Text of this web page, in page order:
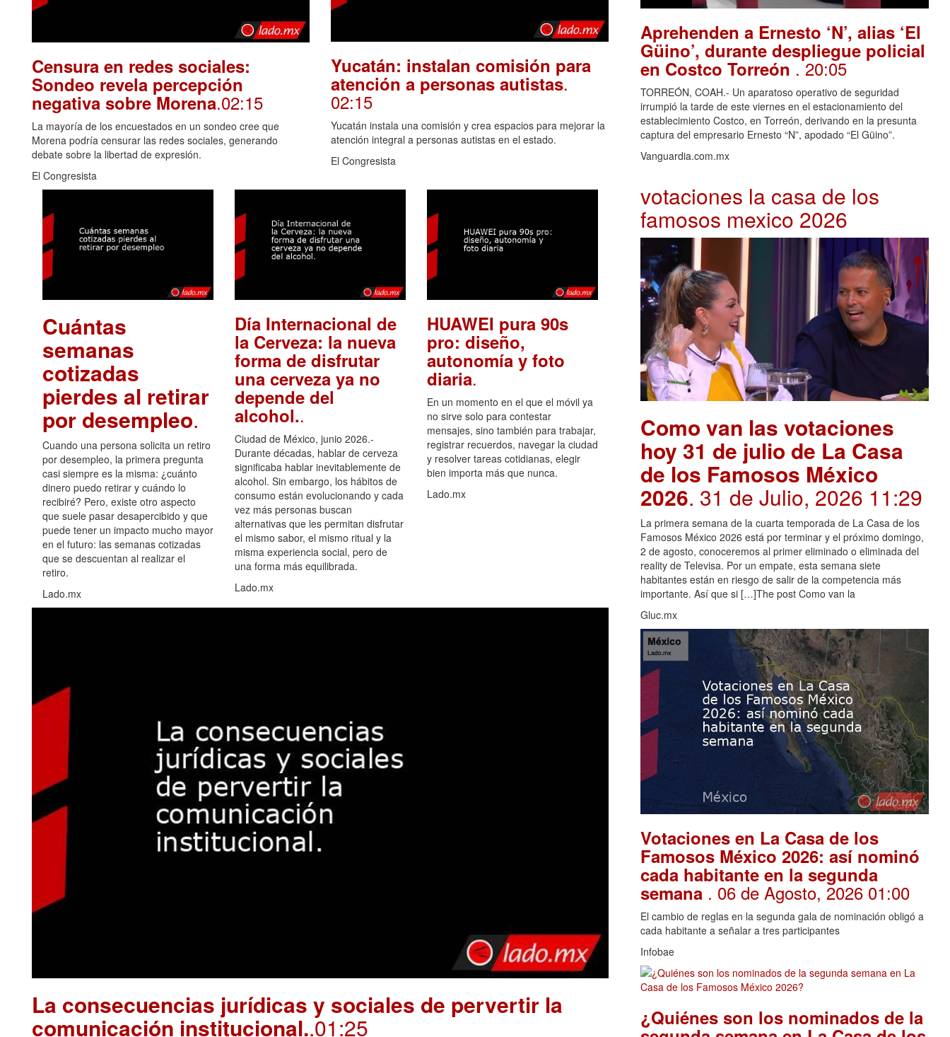
Censura en redes sociales:
Sondeo revela percepción
negativa sobre Morena.02:15
La mayoría de los encuestados en un sondeo cree que
Morena podría censurar las redes sociales, generando
debate sobre la libertad de expresión.
El Congresista
Yucatán: instalan comisión para
atención a personas autistas.
02:15
Yucatán instala una comisión y crea espacios para mejorar la
atención integral a personas autistas en el estado.
El Congresista
Cuántas
semanas
cotizadas
pierdes al retirar
por desempleo.
Cuando una persona solicita un retiro
por desempleo, la primera pregunta
casi siempre es la misma: ¿cuánto
dinero puedo retirar y cuándo lo
recibiré? Pero, existe otro aspecto
que suele pasar desapercibido y que
puede tener un impacto mucho mayor
en el futuro: las semanas cotizadas
que se descuentan al realizar el
retiro.
Lado.mx
Día Internacional de
la Cerveza: la nueva
forma de disfrutar
una cerveza ya no
depende del
alcohol..
Ciudad de México, junio 2026.-
Durante décadas, hablar de cerveza
significaba hablar inevitablemente de
alcohol. Sin embargo, los hábitos de
consumo están evolucionando y cada
vez más personas buscan
alternativas que les permitan disfrutar
el mismo sabor, el mismo ritual y la
misma experiencia social, pero de
una forma más equilibrada.
Lado.mx
HUAWEI pura 90s
pro: diseño,
autonomía y foto
diaria.
En un momento en el que el móvil ya
no sirve solo para contestar
mensajes, sino también para trabajar,
registrar recuerdos, navegar la ciudad
y resolver tareas cotidianas, elegir
bien importa más que nunca.
Lado.mx
La consecuencias jurídicas y sociales de pervertir la
comunicación institucional..01:25
Aprehenden a Ernesto ‘N’, alias ‘El
Güino’, durante despliegue policial
en Costco Torreón . 20:05
TORREÓN, COAH.- Un aparatoso operativo de seguridad
irrumpió la tarde de este viernes en el estacionamiento del
establecimiento Costco, en Torreón, derivando en la presunta
captura del empresario Ernesto “N”, apodado “El Güino”.
Vanguardia.com.mx
votaciones la casa de los
famosos mexico 2026
Como van las votaciones
hoy 31 de julio de La Casa
de los Famosos México
2026. 31 de Julio, 2026 11:29
La primera semana de la cuarta temporada de La Casa de los
Famosos México 2026 está por terminar y el próximo domingo,
2 de agosto, conoceremos al primer eliminado o eliminada del
reality de Televisa. Por un empate, esta semana siete
habitantes están en riesgo de salir de la competencia más
importante. Así que si […]The post Como van la
Gluc.mx
Votaciones en La Casa de los
Famosos México 2026: así nominó
cada habitante en la segunda
semana . 06 de Agosto, 2026 01:00
El cambio de reglas en la segunda gala de nominación obligó a
cada habitante a señalar a tres participantes
Infobae
¿Quiénes son los nominados de la